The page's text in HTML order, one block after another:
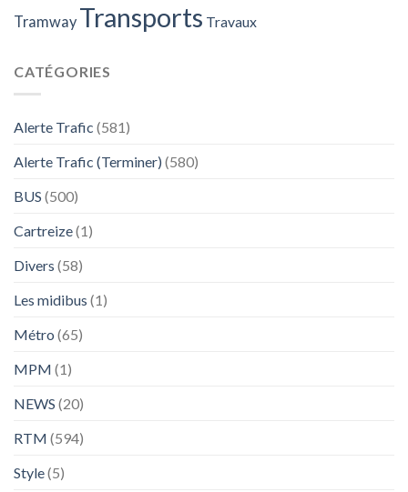
Tramway Transports Travaux
CATÉGORIES
Alerte Trafic (581)
Alerte Trafic (Terminer) (580)
BUS (500)
Cartreize(1)
Divers (58)
Les midibus (1)
Métro (65)
MPM (1)
NEWS (20)
RTM (594)
Style(5)